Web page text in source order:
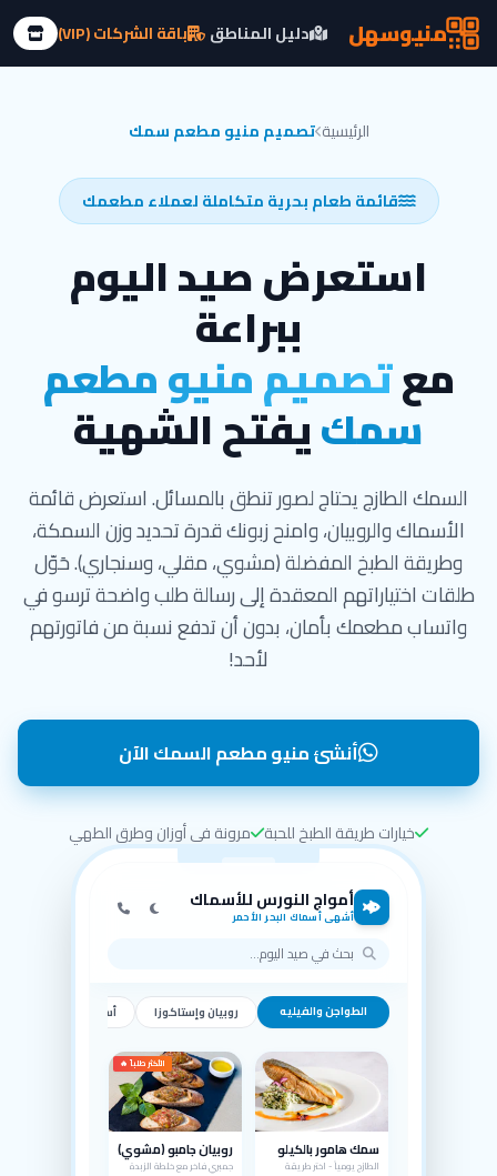
منيوسهل دليل المناطق باقة الشركات (VIP)
الرئيسية تصميم منيو مطعم سمك
قائمة طعام بحرية متكاملة لعملاء مطعمك
استعرض صيد اليوم
ببراعة
معتصميم منيو مطعم
سمكيفتح الشهية
خلاصة سريعة: منصة منيو سهل تقدم تصميم منيو مطعم سمك إلكتروني تفاعلي وبدون استقطاعات بـ 8 ريال. يتيح للزبون مسح الباركود، رؤية الأسماك البحرية بصور
السمك الطازج يحتاج لصور تنطق بالمسائل. استعرض قائمة
الأسماك والروبيان، وامنح زبونك قدرة تحديد وزن السمكة،
وطريقة الطبخ المفضلة (مشوي، مقلي، وسنجاري). حَوّل
طلقات اختياراتهم المعقدة إلى رسالة طلب واضحة ترسو في
واتساب مطعمك بأمان، بدون أن تدفع نسبة من فاتورتهم
لأحد!
أنشئ منيو مطعم السمك الآن
خيارات طريقة الطبخ للحبة مرونة في أوزان وطرق الطهي
أمواج النورس للأسماك
أشهى أسماك البحر الأحمر
بحث في صيد اليوم...
الطواجن والفيليه روبيان وإستاكوزا أسماك بالكيلو
سمك هامور بالكيلو
الطازج يومياً - اختر طريقة
الأكثر طلباً 🔥
روبيان جامبو (مشوي)
جمبري فاخر مع خلطة الزبدة